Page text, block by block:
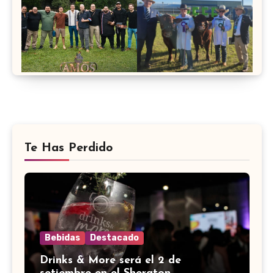
Te Has Perdido
Bebidas Destacado
Drinks & More será el 2 de